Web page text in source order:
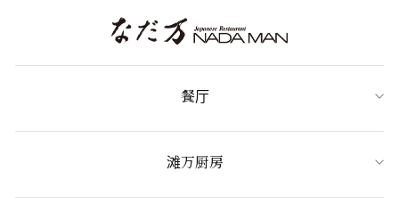
餐厅
滩万厨房